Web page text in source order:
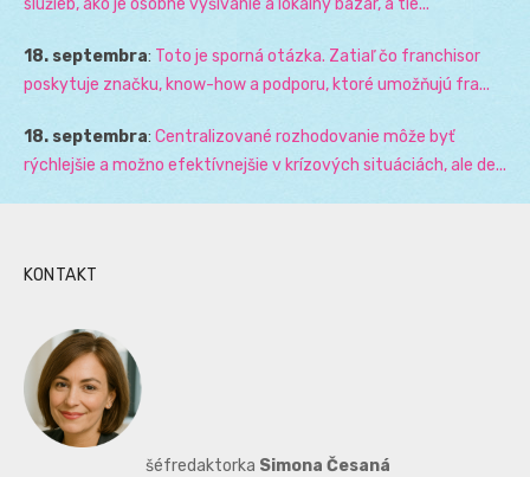
18. septembra: Toto je sporná otázka. Zatiaľ čo franchisor
poskytuje značku, know-how a podporu, ktoré umožňujú fra...
18. septembra: Centralizované rozhodovanie môže byť
rýchlejšie a možno efektívnejšie v krízových situáciách, ale de...
KONTAKT
šéfredaktorka Simona Česaná